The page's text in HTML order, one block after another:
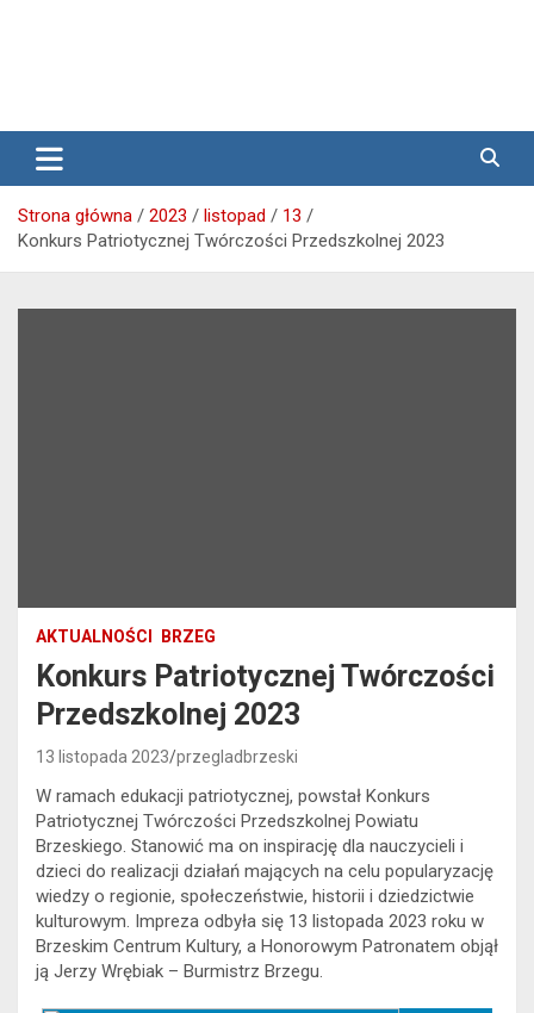
Przegląd Brzeski – wiadomości
Brzeg
Brzeg24
Strona główna 2023 listopad
13
Konkurs Patriotycznej Twórczości Przedszkolnej 2023
AKTUALNOŚCI BRZEG
Konkurs Patriotycznej Twórczości
Przedszkolnej 2023
13 listopada 2023 przegladbrzeski
W ramach edukacji patriotycznej, powstał Konkurs
Patriotycznej Twórczości Przedszkolnej Powiatu
Brzeskiego. Stanowić ma on inspirację dla nauczycieli i
dzieci do realizacji działań mających na celu popularyzację
wiedzy o regionie, społeczeństwie, historii i dziedzictwie
kulturowym. Impreza odbyła się 13 listopada 2023 roku w
Brzeskim Centrum Kultury, a Honorowym Patronatem objął
ją Jerzy Wrębiak – Burmistrz Brzegu.